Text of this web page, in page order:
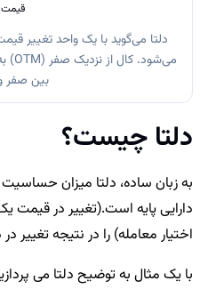
قیمت
دلتا می‌گوید با یک واحد تغییر
بین صفر و −1
دلتا چیست؟
به زبان ساده، دلتا میزان
دارایی پایه است.(تغییر در قیمت
اختیار معامله) را در نتیجه تغییر در
با یک مثال به توضیح دلتا می